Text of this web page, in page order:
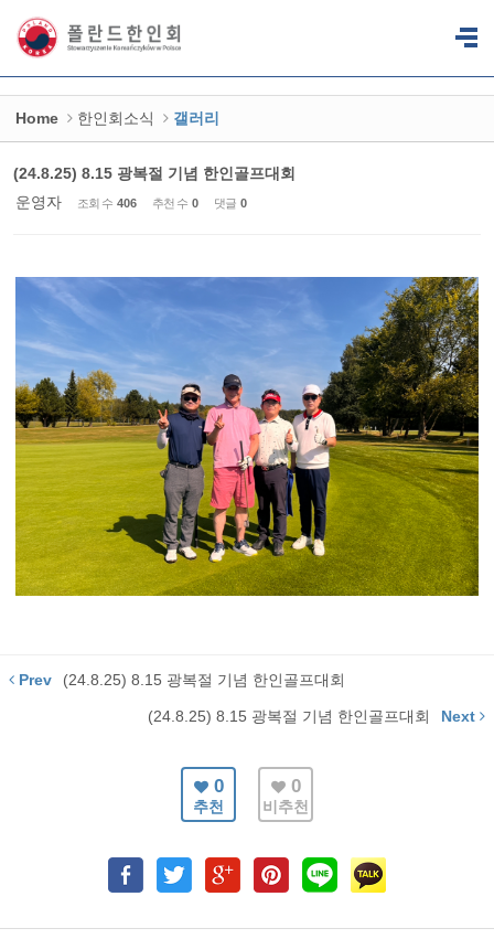
Home 한인회소식 갤러리
(24.8.25) 8.15 광복절 기념 한인골프대회
운영자
조회 수 406 추천 수 0 댓글 0
Prev (24.8.25) 8.15 광복절 기념 한인골프대회
(24.8.25) 8.15 광복절 기념 한인골프대회 Next
0
추천
0
비추천